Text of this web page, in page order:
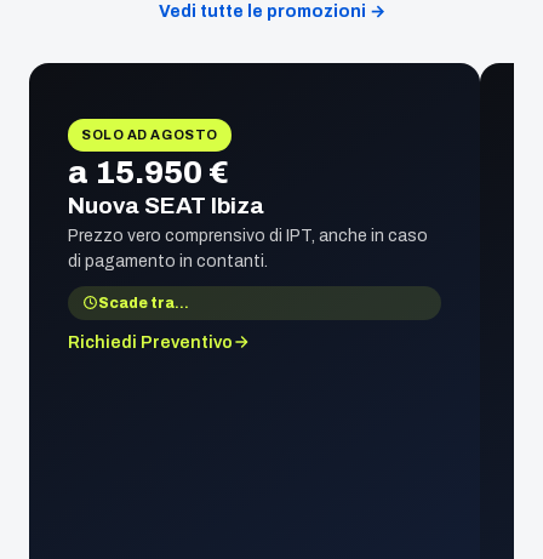
Vedi tutte le promozioni →
SOLO AD AGOSTO
a 15.950 €
Nuova SEAT Ibiza
Prezzo vero comprensivo di IPT, anche in caso
di pagamento in contanti.
Scade tra…
Richiedi Preventivo